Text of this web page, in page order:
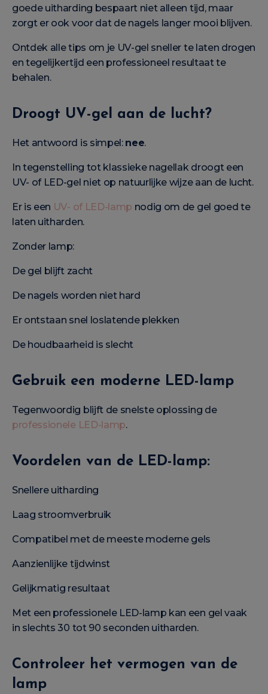
goede uitharding bespaart niet alleen tijd, maar
zorgt er ook voor dat de nagels langer mooi blijven.
Ontdek alle tips om je UV-gel sneller te laten drogen
en tegelijkertijd een professioneel resultaat te
behalen.
Droogt UV-gel aan de lucht?
Het antwoord is simpel: nee.
In tegenstelling tot klassieke nagellak droogt een
UV- of LED-gel niet op natuurlijke wijze aan de lucht.
Er is een UV- of LED-lamp nodig om de gel goed te
laten uitharden.
Zonder lamp:
De gel blijft zacht
De nagels worden niet hard
Er ontstaan snel loslatende plekken
De houdbaarheid is slecht
Gebruik een moderne LED-lamp
Tegenwoordig blijft de snelste oplossing de
professionele LED-lamp.
Voordelen van de LED-lamp:
Snellere uitharding
Laag stroomverbruik
Compatibel met de meeste moderne gels
Aanzienlijke tijdwinst
Gelijkmatig resultaat
Met een professionele LED-lamp kan een gel vaak
in slechts 30 tot 90 seconden uitharden.
Controleer het vermogen van de
lamp